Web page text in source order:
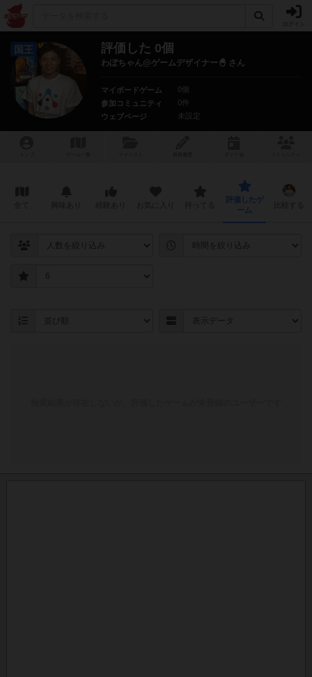
国王 評価した 0個
わぼちゃん@ゲームデザイナー🐣 さん
マイボードゲーム
0個
参加コミュニティ
0件
ウェブページ
未設定
評価したゲ
ーム